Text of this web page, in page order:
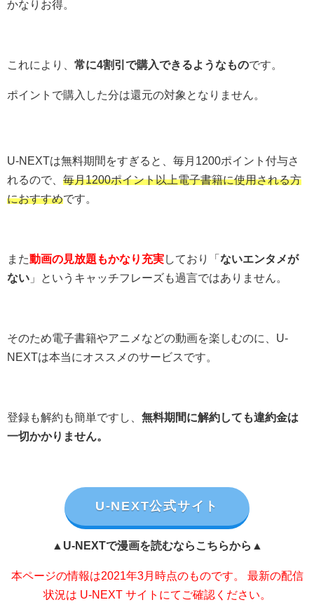
かなりお得。
これにより、 常に4割引で購入できるようなものです。
ポイントで購入した分は還元の対象となりません。
U-NEXTは無料期間をすぎると、毎月1200ポイント付与さ
れるので、 毎月1200ポイント以上電子書籍に使用される方
におすすめです。
また動画の見放題もかなり充実しており「 ないエンタメが
ない 」というキャッチフレーズも過言ではありません。
そのため電子書籍やアニメなどの動画を楽しむのに、U-
NEXTは本当にオススメのサービスです。
登録も解約も簡単ですし、 無料期間に解約しても違約金は
一切かかりません。
U-NEXT公式サイト
▲U-NEXTで漫画を読むならこちらから▲
本ページの情報は2021年3月時点のものです。 最新の配信
状況は U-NEXT サイトにてご確認ください。